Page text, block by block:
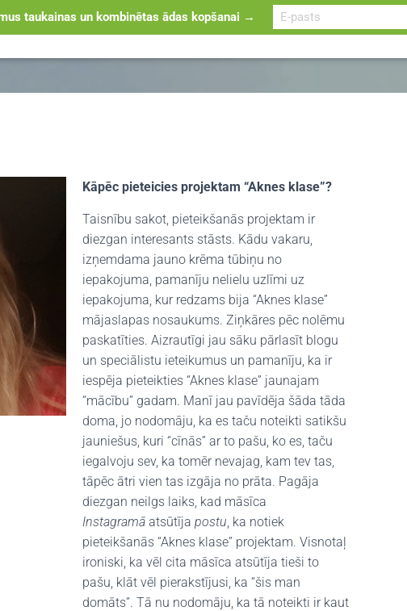
ĀDAS KOPŠANA ATRAST ĀRSTU
Kāpēc pieteicies projektam “Aknes klase”?
Taisnību sakot, pieteikšanās projektam ir
diezgan interesants stāsts. Kādu vakaru,
izņemdama jauno krēma tūbiņu no
iepakojuma, pamanīju nelielu uzlīmi uz
iepakojuma, kur redzams bija “Aknes klase”
mājaslapas nosaukums. Ziņkāres pēc nolēmu
paskatīties. Aizrautīgi jau sāku pārlasīt blogu
un speciālistu ieteikumus un pamanīju, ka ir
iespēja pieteikties “Aknes klase” jaunajam
“mācību” gadam. Manī jau pavīdēja šāda tāda
doma, jo nodomāju, ka es taču noteikti satikšu
jauniešus, kuri “cīnās” ar to pašu, ko es, taču
iegalvoju sev, ka tomēr nevajag, kam tev tas,
tāpēc ātri vien tas izgāja no prāta. Pagāja
diezgan neilgs laiks, kad māsīca
Instagramā atsūtījapostu, ka notiek
pieteikšanās “Aknes klase” projektam. Visnotaļ
ironiski, ka vēl cita māsīca atsūtīja tieši to
pašu, klāt vēl pierakstījusi, ka “šis man
domāts”. Tā nu nodomāju, ka tā noteikti ir kaut
taukainas un kombinētas ādas kopšanai →